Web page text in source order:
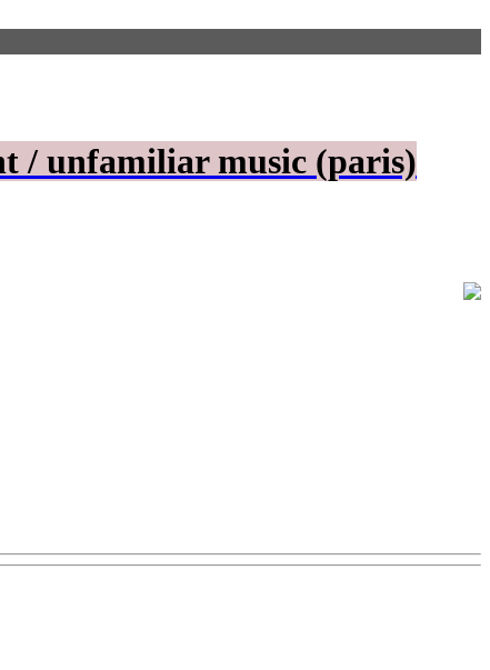
/ unfamiliar music (paris)